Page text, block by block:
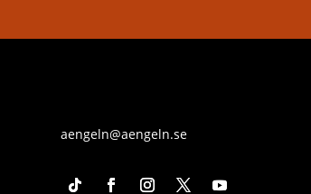
aengeln@aengeln.se